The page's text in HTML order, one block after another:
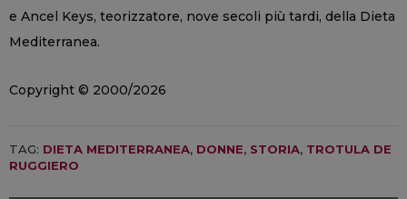
e Ancel Keys, teorizzatore, nove secoli più tardi, della Dieta
Mediterranea.
Copyright © 2000/2026
TAG: DIETA MEDITERRANEA, DONNE, STORIA, TROTULA DE
RUGGIERO